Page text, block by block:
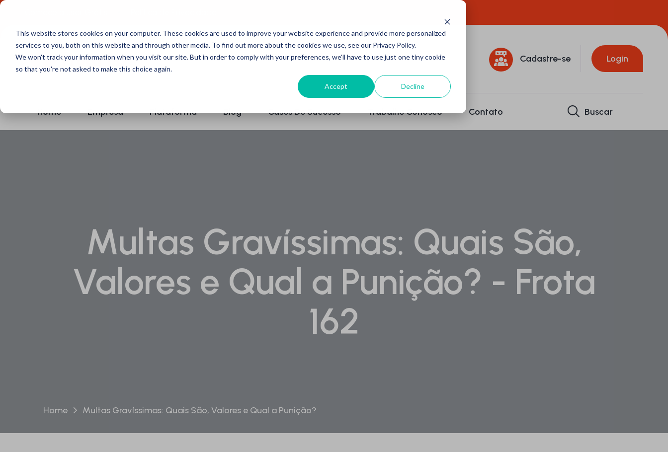
This website stores cookies on your computer. These cookies are used to improve your website experience and provide more personalized
services to you, both on this website and through other media. To find out more about the cookies we use, see our Privacy Policy.
We won't track your information when you visit our site. But in order to comply with your preferences, we'll have to use just one tiny cookie
so that you're not asked to make this choice again.
Accept Decline
Cadastre-se Login
Home Empresa Plataforma Blog Cases De Sucesso Trabalhe Conosco Contato Buscar
Multas Gravíssimas: Quais São,
Valores e Qual a Punição? - Frota
162
Home Multas Gravíssimas: Quais São, Valores e Qual a Punição?